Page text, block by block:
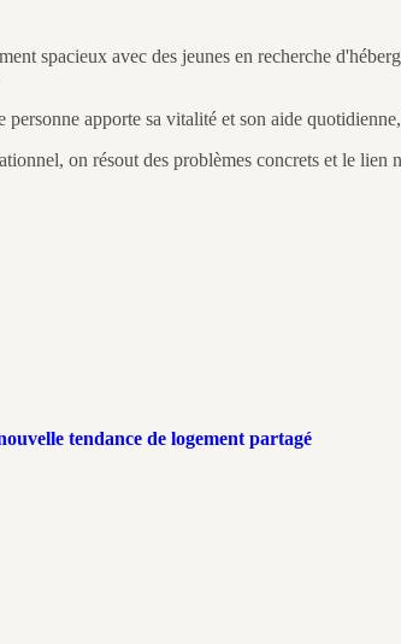
spacieux avec des jeunes en recherche
apporte sa vitalité et son aide
on résout des problèmes concrets et le lien
tendance de logement partagé